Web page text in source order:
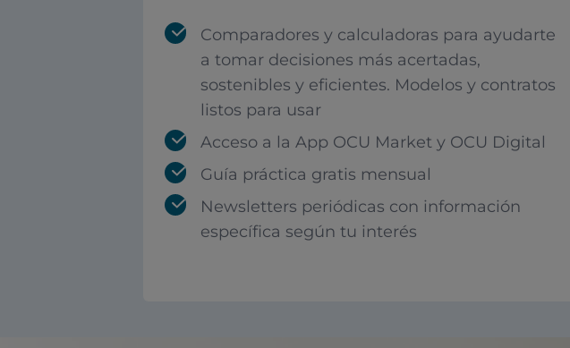
Comparadores y calculadoras para ayudarte
a tomar decisiones más acertadas,
sostenibles y eficientes. Modelos y contratos
listos para usar
Acceso a la App OCU Market y OCU Digital
Guía práctica gratis mensual
Newsletters periódicas con información
específica según tu interés